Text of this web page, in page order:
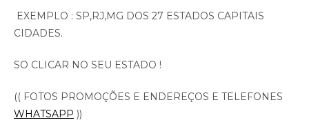
EXEMPLO : SP,RJ,MG DOS 27 ESTADOS CAPITAIS
CIDADES.
SO CLICAR NO SEU ESTADO !
(( FOTOS PROMOÇÕES E ENDEREÇOS E TELEFONES
WHATSAPP ))